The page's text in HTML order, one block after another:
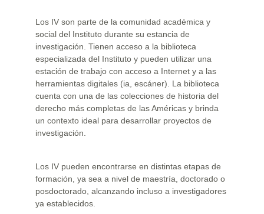
Los IV son parte de la comunidad académica y
social del Instituto durante su estancia de
investigación. Tienen acceso a la biblioteca
especializada del Instituto y pueden utilizar una
estación de trabajo con acceso a Internet y a las
herramientas digitales (ia, escáner). La biblioteca
cuenta con una de las colecciones de historia del
derecho más completas de las Américas y brinda
un contexto ideal para desarrollar proyectos de
investigación.
Los IV pueden encontrarse en distintas etapas de
formación, ya sea a nivel de maestría, doctorado o
posdoctorado, alcanzando incluso a investigadores
ya establecidos.